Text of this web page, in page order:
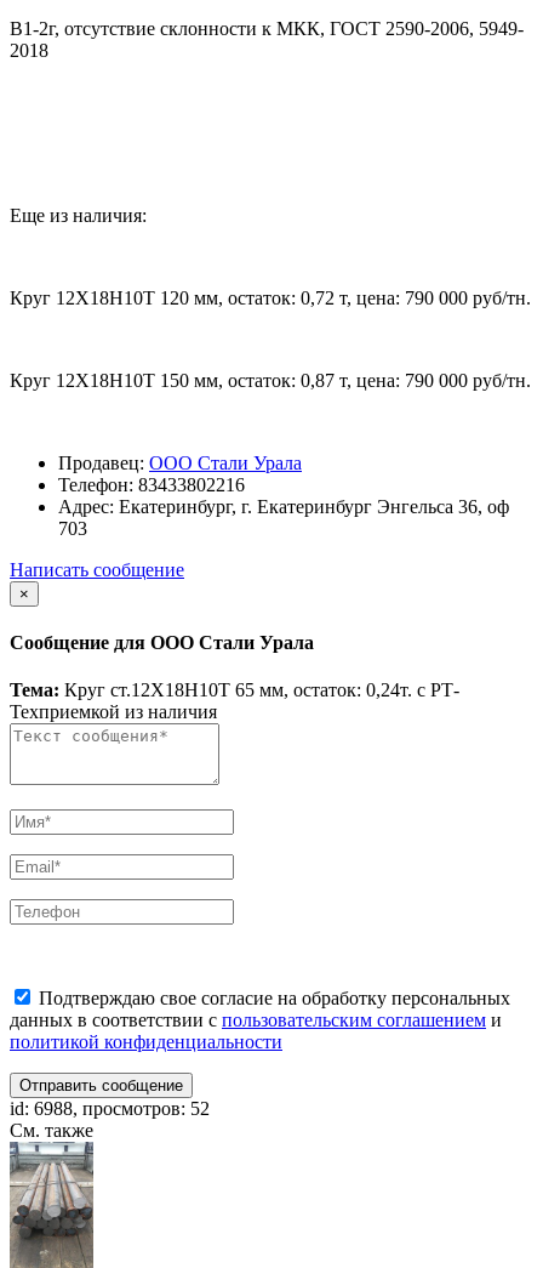
В1-2г, отсутствие склонности к МКК, ГОСТ 2590-2006, 5949-
2018
Еще из наличия:
Круг 12Х18Н10Т 120 мм, остаток: 0,72 т, цена: 790 000 руб/тн.
Круг 12Х18Н10Т 150 мм, остаток: 0,87 т, цена: 790 000 руб/тн.
Продавец: ООО Стали Урала
Телефон: 83433802216
Адрес: Екатеринбург, г. Екатеринбург Энгельса 36, оф
703
Написать сообщение
×
Сообщение для ООО Стали Урала
Тема: Круг ст.12Х18Н10Т 65 мм, остаток: 0,24т. с РТ-
Техприемкой из наличия
Подтверждаю свое согласие на обработку персональных
данных в соответствии с пользовательским соглашением и
политикой конфиденциальности
Отправить сообщение
id: 6988, просмотров: 52
См. также